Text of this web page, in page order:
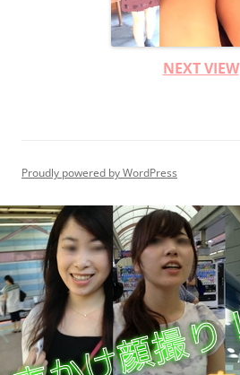
NEXT VIEW
Proudly powered by WordPress